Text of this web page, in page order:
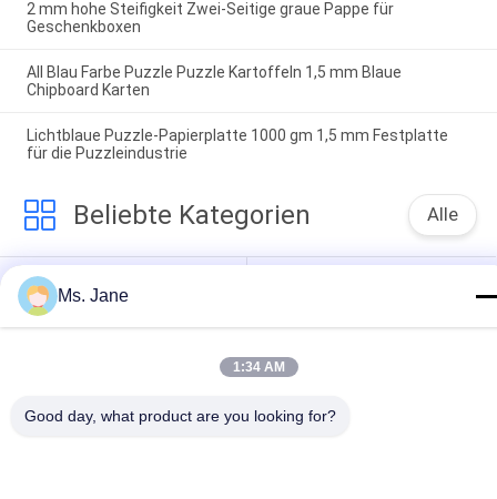
2 mm hohe Steifigkeit Zwei-Seitige graue Pappe für
Geschenkboxen
All Blau Farbe Puzzle Puzzle Kartoffeln 1,5 mm Blaue
Chipboard Karten
Lichtblaue Puzzle-Papierplatte 1000 gm 1,5 mm Festplatte
für die Puzzleindustrie
Beliebte Kategorien Alle
Unbeschichtetes
Woodfree-Papier
Papier-Rolle
Glattes
PETgestrichenes
Ms. Jane
1:34 AM
Good day, what product are you looking for?